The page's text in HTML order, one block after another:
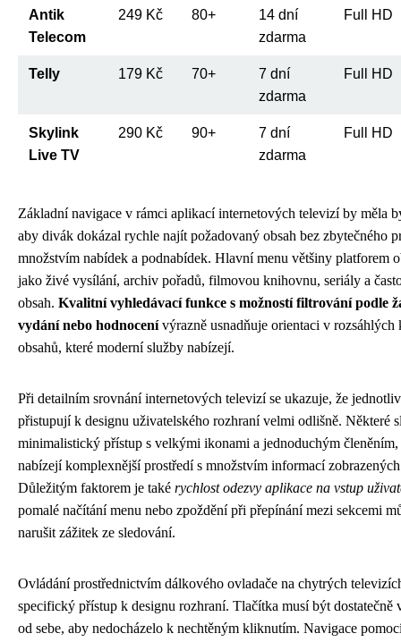
Antik
Telecom
249 Kč 80+
14 dní
zdarma
Full HD
Telly 179 Kč 70+
7 dní
zdarma
Full HD
Skylink
Live TV
290 Kč 90+
7 dní
zdarma
Full HD
Základní navigace v rámci aplikací internetových televizí by měla
aby divák dokázal rychle najít požadovaný obsah bez zbytečného
množstvím nabídek a podnabídek. Hlavní menu většiny platforem
jako živé vysílání, archiv pořadů, filmovou knihovnu, seriály a
obsah. Kvalitní vyhledávací funkce s možností filtrování podle
vydání nebo hodnocenívýrazně usnadňuje orientaci v rozsáhlých
obsahů, které moderní služby nabízejí.
Při detailním srovnání internetových televizí se ukazuje, že
přistupují k designu uživatelského rozhraní velmi odlišně. Některé
minimalistický přístup s velkými ikonami a jednoduchým
nabízejí komplexnější prostředí s množstvím informací
Důležitým faktorem je také rychlost odezvy aplikace na vstup
pomalé načítání menu nebo zpoždění při přepínání mezi sekcemi
narušit zážitek ze sledování.
Ovládání prostřednictvím dálkového ovladače na chytrých
specifický přístup k designu rozhraní. Tlačítka musí být dostatečně
od sebe, aby nedocházelo k nechtěným kliknutím. Navigace